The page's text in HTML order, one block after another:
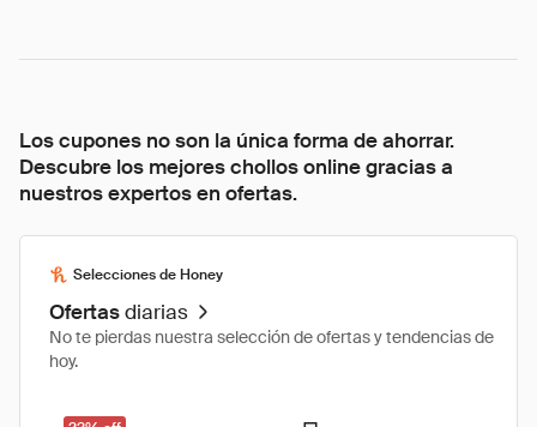
Los cupones no son la única forma de ahorrar.
Descubre los mejores chollos online gracias a
nuestros expertos en ofertas.
Selecciones de Honey
Ofertasdiarias
No te pierdas nuestra selección de ofertas y tendencias de
hoy.